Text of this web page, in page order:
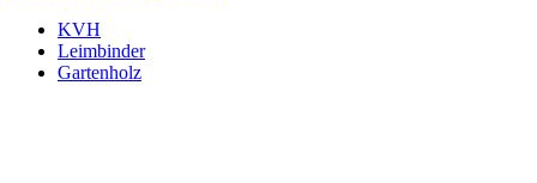
KVH
Leimbinder
Gartenholz